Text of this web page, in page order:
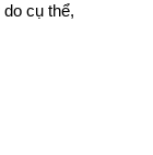
cụ thể,